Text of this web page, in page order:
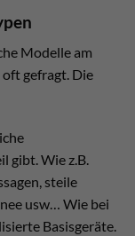
Modelle am
gefragt. Die
gibt. Wie z.B.
steile
usw… Wie bei
Basisgeräte.